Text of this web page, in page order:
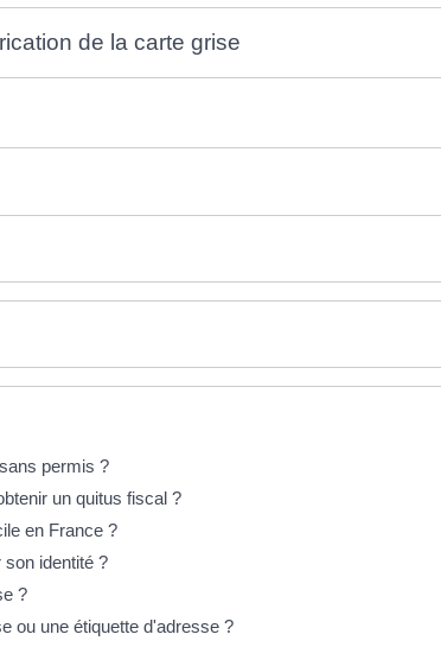
de la carte grise
permis ?
un quitus fiscal ?
en France ?
identité ?
?
ou une étiquette d'adresse ?